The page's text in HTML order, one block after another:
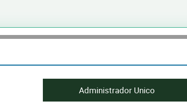
Administrador Unico